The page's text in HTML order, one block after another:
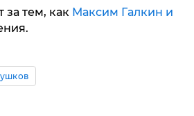
за тем, как Максим Галкин и